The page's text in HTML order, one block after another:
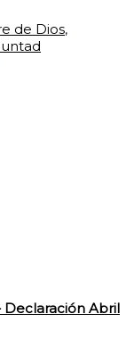
de Dios,
Declaración Abril